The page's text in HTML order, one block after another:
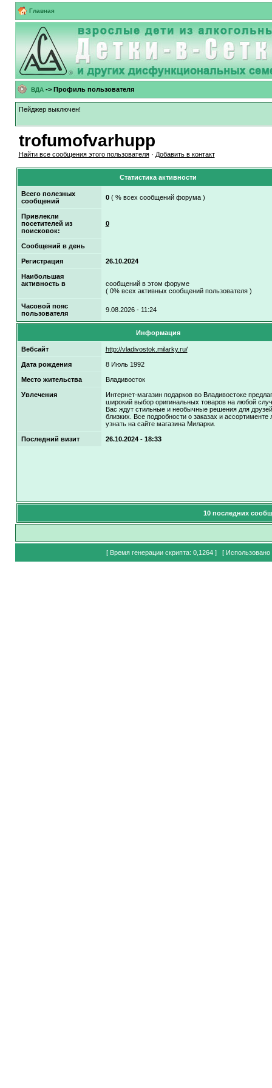
Главная
ВДА-> Профиль пользователя
Пейджер выключен!
trofumofvarhupp
Найти все сообщения этого пользователя· Добавить в контакт
Статистика активности
Всего полезных
сообщений
0( % всех сообщений форума )
Привлекли
посетителей из
поисковок:
0
Сообщений в день
Регистрация 26.10.2024
Наибольшая
активность в
сообщений в этом форуме
( 0% всех активных сообщений пользователя )
Часовой пояс
пользователя
9.08.2026 - 11:24
Информация
Вебсайт http://vladivostok.milarky.ru/
Дата рождения 8 Июль 1992
Место жительства Владивосток
Увлечения
Интернет-магазин подарков во Владивостоке
широкий выбор оригинальных товаров на любой
Вас ждут стильные и необычные решения для
близких. Все подробности о заказах и ассортименте
узнать на сайте магазина Миларки.
Последний визит 26.10.2024 - 18:33
10 последних
[ Время генерации скрипта: 0,1264 ] [